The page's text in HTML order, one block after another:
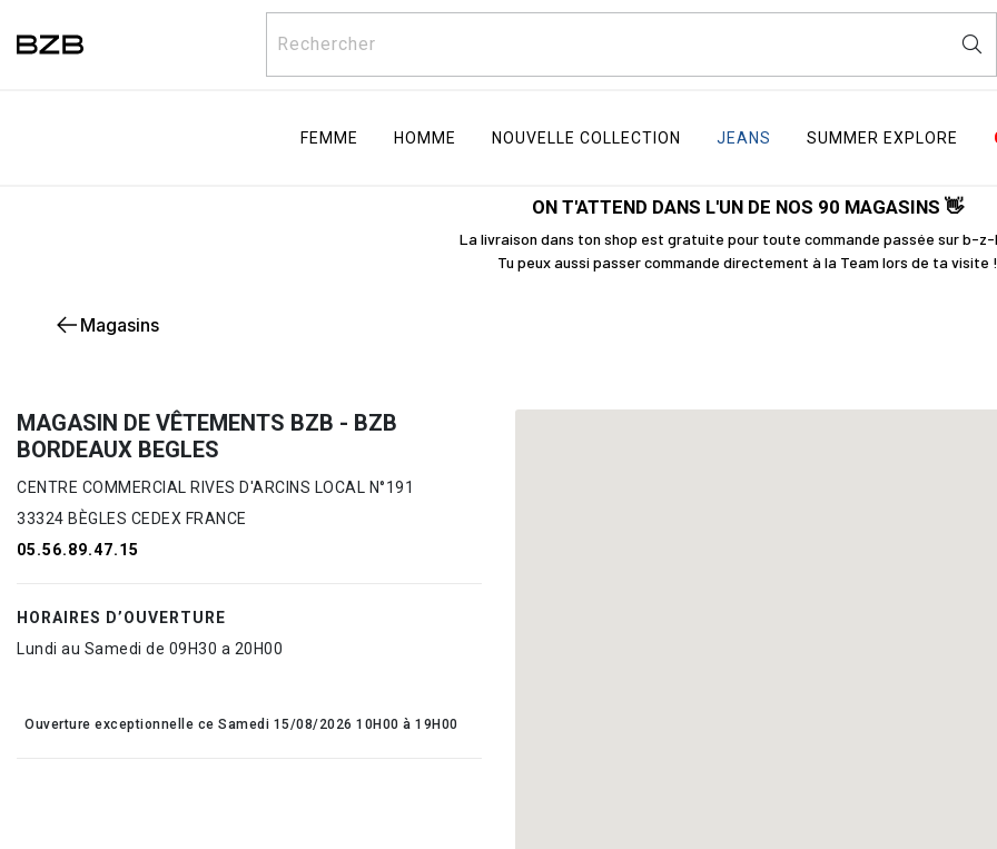
Rechercher
FEMME HOMME NOUVELLE COLLECTION JEANS SUMMER EXPLORE
ON T'ATTEND DANS L'UN DE NOS 90 MAGASINS 👋
La livraison dans ton shop est gratuite pour toute commande passée sur b-z-
Tu peux aussi passer commande directement à la Team lors de ta visite !
Magasins
MAGASIN DE VÊTEMENTS BZB - BZB
BORDEAUX BEGLES
CENTRE COMMERCIAL RIVES D'ARCINS LOCAL N°191
33324 BÈGLES CEDEX FRANCE
05.56.89.47.15
HORAIRES D’OUVERTURE
Lundi au Samedi de 09H30 a 20H00
Ouverture exceptionnelle ce Samedi 15/08/2026 10H00 à 19H00